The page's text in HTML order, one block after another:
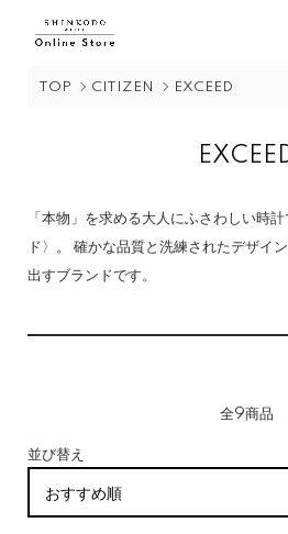
TOP CITIZEN EXCEED
「本物」を求める大人にふさわしい時
ド〉。 確かな品質と洗練されたデザイ
出すブランドです。
全9商品
並び替え